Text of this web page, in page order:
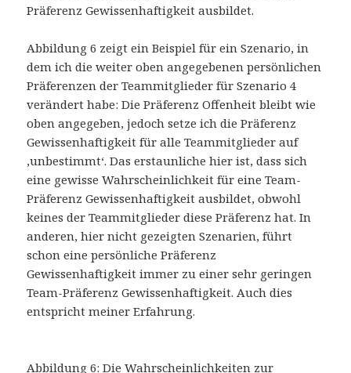
Präferenz Gewissenhaftigkeit ausbildet.
Abbildung 6 zeigt ein Beispiel für ein Szenario, in
dem ich die weiter oben angegebenen persönlichen
Präferenzen der Teammitglieder für Szenario 4
verändert habe: Die Präferenz Offenheit bleibt wie
oben angegeben, jedoch setze ich die Präferenz
Gewissenhaftigkeit für alle Teammitglieder auf
‚unbestimmt‘. Das erstaunliche hier ist, dass sich
eine gewisse Wahrscheinlichkeit für eine Team-
Präferenz Gewissenhaftigkeit ausbildet, obwohl
keines der Teammitglieder diese Präferenz hat. In
anderen, hier nicht gezeigten Szenarien, führt
schon eine persönliche Präferenz
Gewissenhaftigkeit immer zu einer sehr geringen
Team-Präferenz Gewissenhaftigkeit. Auch dies
entspricht meiner Erfahrung.
Abbildung 6: Die Wahrscheinlichkeiten zur